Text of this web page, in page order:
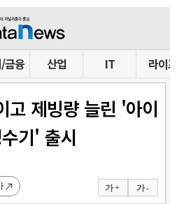
금융 산업 IT 라이프
고 제빙량 늘린 '아이
기' 출시
가 + 가 -